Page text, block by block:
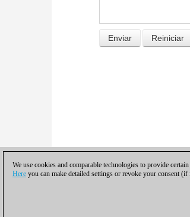
We use cookies and comparable technologies to provide
Here you can make detailed settings or revoke your consent